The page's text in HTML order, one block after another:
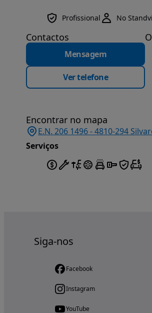
Profissional No
Contactos
Mensagem
Ver telefone
Encontrar no mapa
E.N. 206 1496 - 4810-294
Serviços
Siga-nos
Facebook
Instagram
YouTube